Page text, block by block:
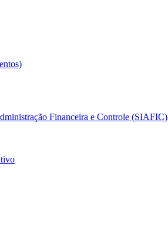
Financeira e Controle (SIAFIC)